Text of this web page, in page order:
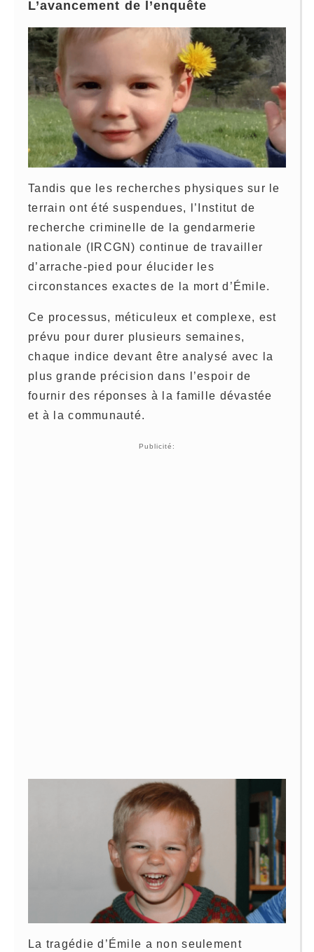
L’avancement de l’enquête
Tandis que les recherches physiques sur le
terrain ont été suspendues, l’Institut de
recherche criminelle de la gendarmerie
nationale (IRCGN) continue de travailler
d’arrache-pied pour élucider les
circonstances exactes de la mort d’Émile.
Ce processus, méticuleux et complexe, est
prévu pour durer plusieurs semaines,
chaque indice devant être analysé avec la
plus grande précision dans l’espoir de
fournir des réponses à la famille dévastée
et à la communauté.
Publicité:
La tragédie d’Émile a non seulement